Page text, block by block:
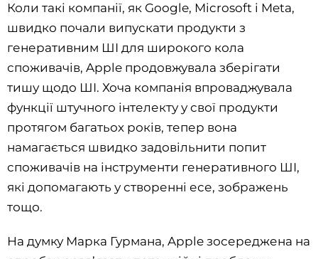
Коли такі компанії, як Google, Microsoft і Meta,
швидко почали випускати продукти з
генеративним ШІ для широкого кола
споживачів, Apple продовжувала зберігати
тишу щодо ШІ. Хоча компанія впроваджувала
функції штучного інтелекту у свої продукти
протягом багатьох років, тепер вона
намагається швидко задовільнити попит
споживачів на інструменти генеративного ШІ,
які допомагають у створенні есе, зображень
тощо.
На думку Марка Гурмана, Apple зосереджена на